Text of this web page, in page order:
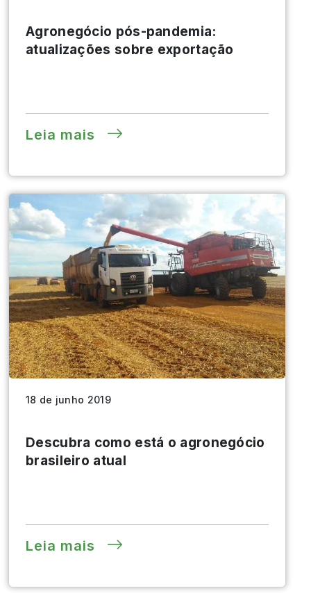
Agronegócio pós-pandemia:
atualizações sobre exportação
Leia mais
18 de junho 2019
Descubra como está o agronegócio
brasileiro atual
Leia mais